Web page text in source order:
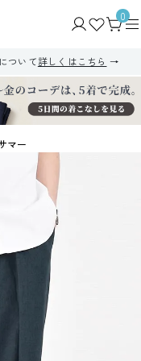
0
ついて詳しくはこちら
マー